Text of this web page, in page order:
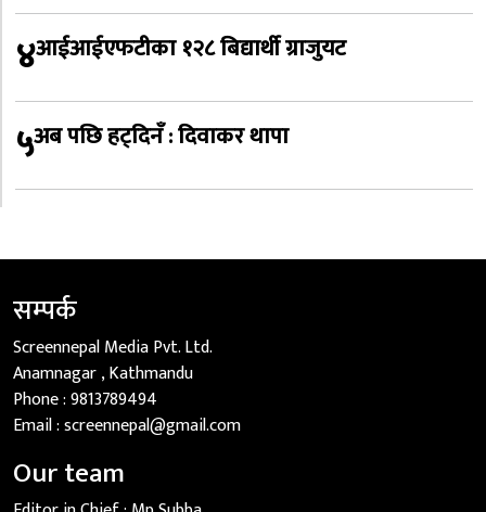
४आईआईएफटीका १२८ बिद्यार्थी ग्राजुयट
५अब पछि हट्दिनँ : दिवाकर थापा
सम्पर्क
Screennepal Media Pvt. Ltd.
Anamnagar , Kathmandu
Phone :9813789494
Email :screennepal@gmail.com
Our team